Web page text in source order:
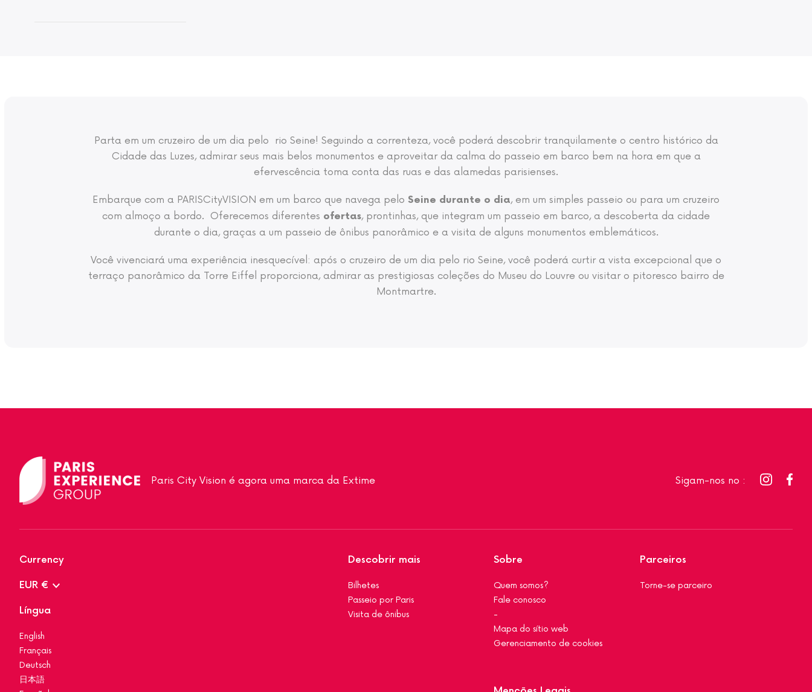
Parta em um cruzeiro de um dia pelo rio Seine! Seguindo a correnteza, você poderá descobrir tranquilamente o centro histórico da
Cidade das Luzes, admirar seus mais belos monumentos e aproveitar da calma do passeio em barco bem na hora em que a
efervescência toma conta das ruas e das alamedas parisienses.
Embarque com a PARISCityVISION em um barco que navega pelo Seine durante o dia, em um simples passeio ou para um cruzeiro
com almoço a bordo. Oferecemos diferentes ofertas, prontinhas, que integram um passeio em barco, a descoberta da cidade
durante o dia, graças a um passeio de ônibus panorâmico e a visita de alguns monumentos emblemáticos.
Você vivenciará uma experiência inesquecível: após o cruzeiro de um dia pelo rio Seine, você poderá curtir a vista excepcional que o
terraço panorâmico da Torre Eiffel proporciona, admirar as prestigiosas coleções do Museu do Louvre ou visitar o pitoresco bairro de
Montmartre.
Paris City Vision é agora uma marca da Extime Sigam-nos no :
Descobrir mais
Bilhetes
Passeio por Paris
Visita de ônibus
Sobre
Quem somos?
Fale conosco
-
Mapa do sítio web
Gerenciamento de cookies
Parceiros
Torne-se parceiro
Currency
EUR €
Língua
English
Français
Deutsch
日本語